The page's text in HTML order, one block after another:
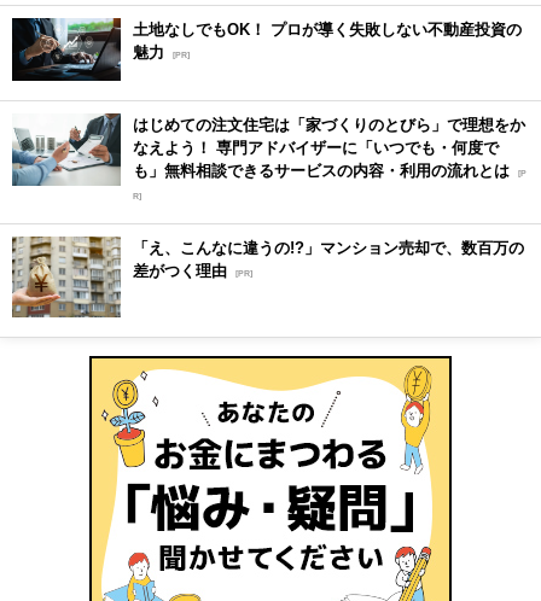
土地なしでもOK！ プロが導く失敗しない不動産投資の
魅力
[PR]
はじめての注文住宅は「家づくりのとびら」で理想をか
なえよう！ 専門アドバイザーに「いつでも・何度で
も」無料相談できるサービスの内容・利用の流れとは [P
R]
「え、こんなに違うの!?」マンション売却で、数百万の
差がつく理由 [PR]